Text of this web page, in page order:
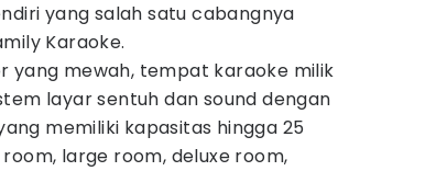
yang salah satu cabangnya
Karaoke.
yang mewah, tempat karaoke milik
layar sentuh dan sound dengan
memiliki kapasitas hingga 25
large room, deluxe room,